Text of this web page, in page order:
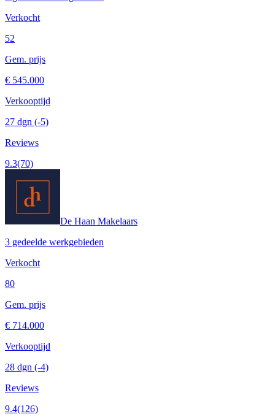
Verkocht
52
Gem. prijs
€ 545.000
Verkooptijd
27 dgn (-5)
Reviews
9.3(70)
De Haan Makelaars
3 gedeelde werkgebieden
Verkocht
80
Gem. prijs
€ 714.000
Verkooptijd
28 dgn (-4)
Reviews
9.4(126)